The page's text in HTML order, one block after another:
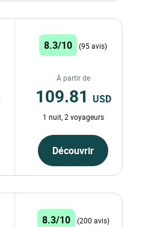
8.3/10 (95 avis)
À partir de
109.81 USD
1 nuit, 2 voyageurs
Découvrir
8.3/10 (200 avis)